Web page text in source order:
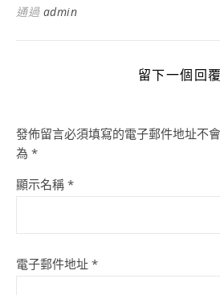
通過 admin
留下一個回覆
發佈留言必須填寫的電子郵件地址不
為 *
顯示名稱 *
電子郵件地址 *